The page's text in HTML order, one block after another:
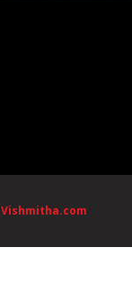
Vishmitha.com